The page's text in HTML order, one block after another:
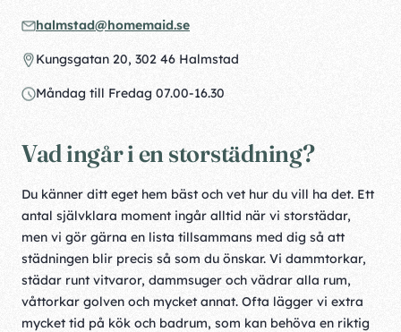
Vad ingår i en storstädning?
Du känner ditt eget hem bäst och vet hur du vill ha det. Ett
antal självklara moment ingår alltid när vi storstädar,
men vi gör gärna en lista tillsammans med dig så att
städningen blir precis så som du önskar. Vi dammtorkar,
städar runt vitvaror, dammsuger och vädrar alla rum,
våttorkar golven och mycket annat. Ofta lägger vi extra
mycket tid på kök och badrum, som kan behöva en riktig
halmstad@homemaid.se
Kungsgatan 20, 302 46 Halmstad
Måndag till Fredag 07.00-16.30